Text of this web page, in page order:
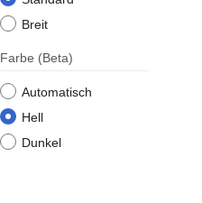
Breit
Farbe (Beta)
Automatisch
Hell
Dunkel